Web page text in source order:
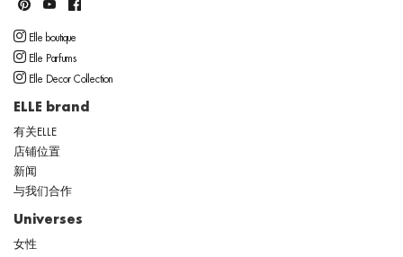
Elle boutique
Elle Parfums
Elle Decor Collection
ELLE brand
有关ELLE
店铺位置
新闻
与我们合作
Universes
女性